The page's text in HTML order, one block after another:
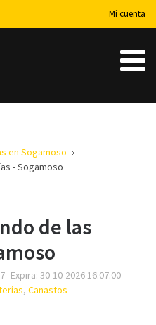
Mi cuenta
en Sogamoso
- Sogamoso
de las
Expira: 30-10-2026 16:07:00
, Canastos